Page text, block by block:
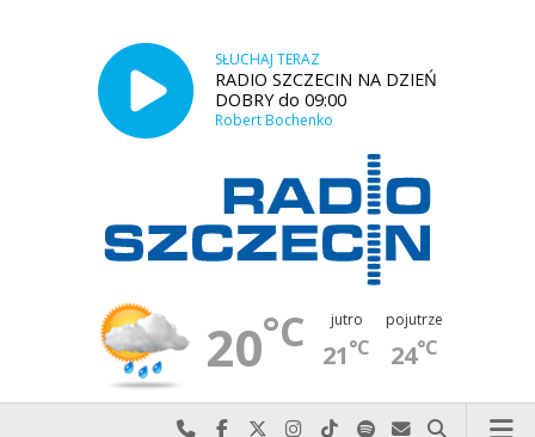
SŁUCHAJ TERAZ
RADIO SZCZECIN NA DZIEŃ
DOBRY do 09:00
Robert Bochenko
20°C jutro
21°C
pojutrze
24°C
Najlepiej po prostu do nas zadzwoń
Odwiedź nas na Facebook-u
Odwiedź nas na X
Odwiedź nas na Instagram-ie
Odwiedź nas na TikTok-u
Szukaj nas na Spotify
Wyślij do nas
Szukaj